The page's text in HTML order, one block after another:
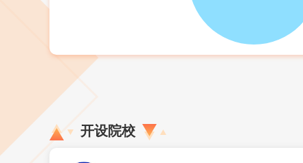
开设院校